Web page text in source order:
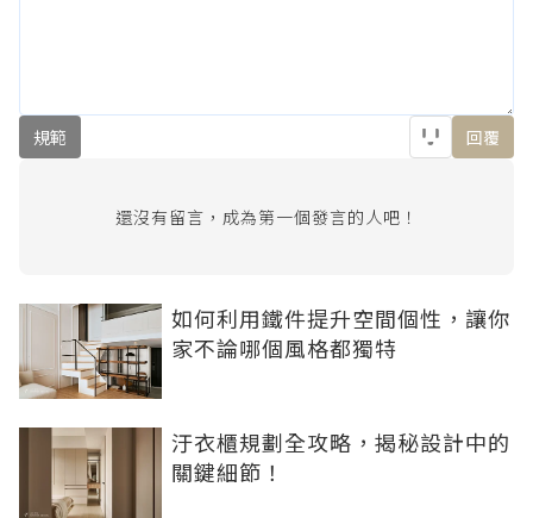
規範 回覆
還沒有留言，成為第一個發言的人吧！
如何利用鐵件提升空間個性，讓你
家不論哪個風格都獨特
汙衣櫃規劃全攻略，揭秘設計中的
關鍵細節！